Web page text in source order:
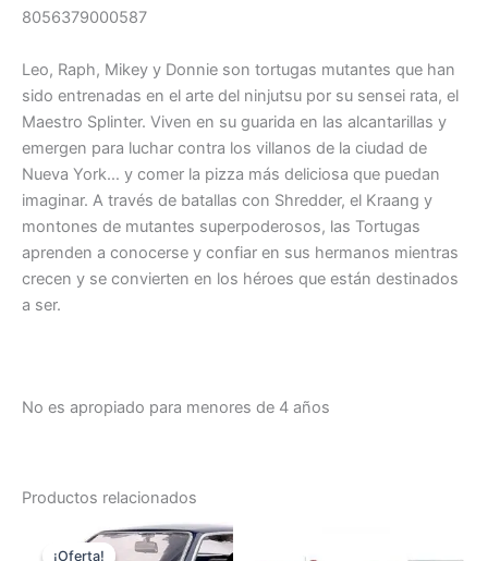
8056379000587
Leo, Raph, Mikey y Donnie son tortugas mutantes que han
sido entrenadas en el arte del ninjutsu por su sensei rata, el
Maestro Splinter. Viven en su guarida en las alcantarillas y
emergen para luchar contra los villanos de la ciudad de
Nueva York… y comer la pizza más deliciosa que puedan
imaginar. A través de batallas con Shredder, el Kraang y
montones de mutantes superpoderosos, las Tortugas
aprenden a conocerse y confiar en sus hermanos mientras
crecen y se convierten en los héroes que están destinados
a ser.
No es apropiado para menores de 4 años
Productos relacionados
¡Oferta!
¡Oferta!
precio
El
precio